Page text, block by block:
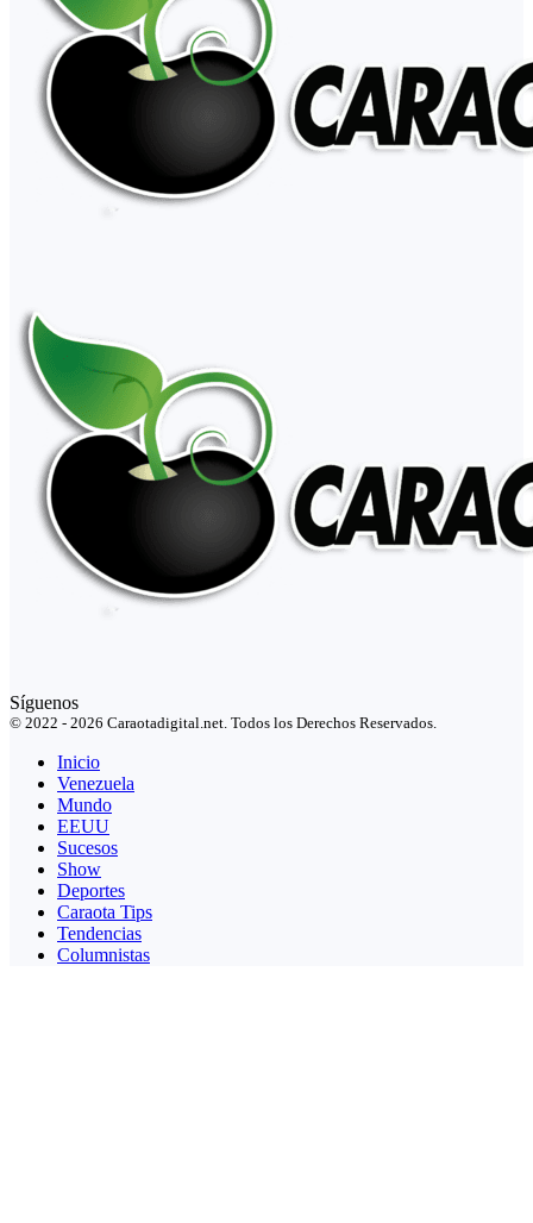
Síguenos
© 2022 - 2026 Caraotadigital.net. Todos los Derechos Reservados.
Inicio
Venezuela
Mundo
EEUU
Sucesos
Show
Deportes
Caraota Tips
Tendencias
Columnistas